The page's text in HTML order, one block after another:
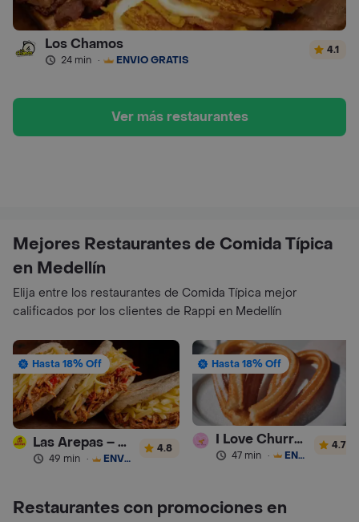
Los Chamos
24 min · ENVÍO GRATIS
4.1
Ver más restaurantes
Mejores Restaurantes de Comida Típica
en Medellín
Elija entre los restaurantes de Comida Típica mejor
calificados por los clientes de Rappi en Medellín
Hasta 18% Off
Las Arepas – Arepas Rellenas
49 min · ENVÍO GRATIS
4.8
Hasta 18% Off
I Love Churros 95
47 min · ENVÍO GRATIS
4.7
Restaurantes con promociones en